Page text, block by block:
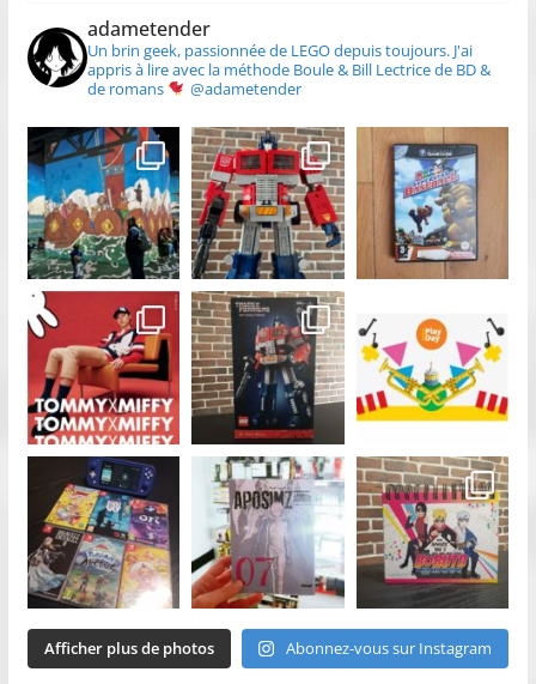
adametender
Un brin geek, passionnée de LEGO depuis toujours.J'ai
appris à lire avec la méthode Boule & Bill Lectrice de BD &
de romans
@adametender
Afficher plus de photos Abonnez-vous sur Instagram